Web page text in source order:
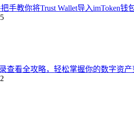
手教你将Trust Wallet导入imToken钱
查看全攻略，轻松掌握你的数字资